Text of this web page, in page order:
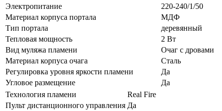
Электропитание
220-240/1/50
Материал корпуса портала
МДФ
Тип портала
деревянный
Тепловая мощность
2 Вт
Вид муляжа пламени
Очаг с дровами
Материал корпуса очага
Сталь
Регулировка уровня яркости пламени
Да
Угловое размещение
Да
Технология пламени
Real Fire
Пульт дистанционного управления Да